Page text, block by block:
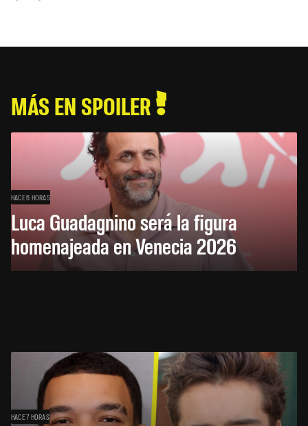
MÁS EN SPOILER
HACE 6 HORAS
Luca Guadagnino será la figura
homenajeada en Venecia 2026
HACE 7 HORAS